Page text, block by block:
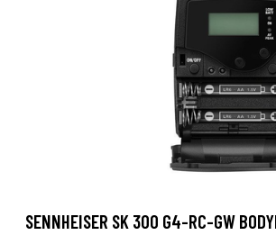
SENNHEISER SK 300 G4-RC-GW